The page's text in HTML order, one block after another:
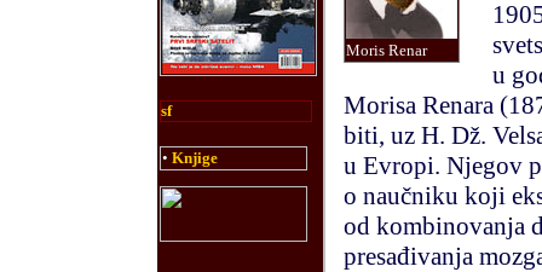
sf
• Knjige
Moris Renar
u
Morisa Renara
biti, uz H. Dž.
u Evropi. Njegov
o naučniku koji
od kombinovanja
presađivanja